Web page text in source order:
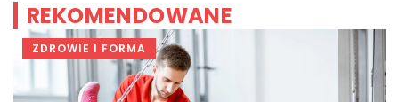
REKOMENDOWANE
ZDROWIE I FORMA